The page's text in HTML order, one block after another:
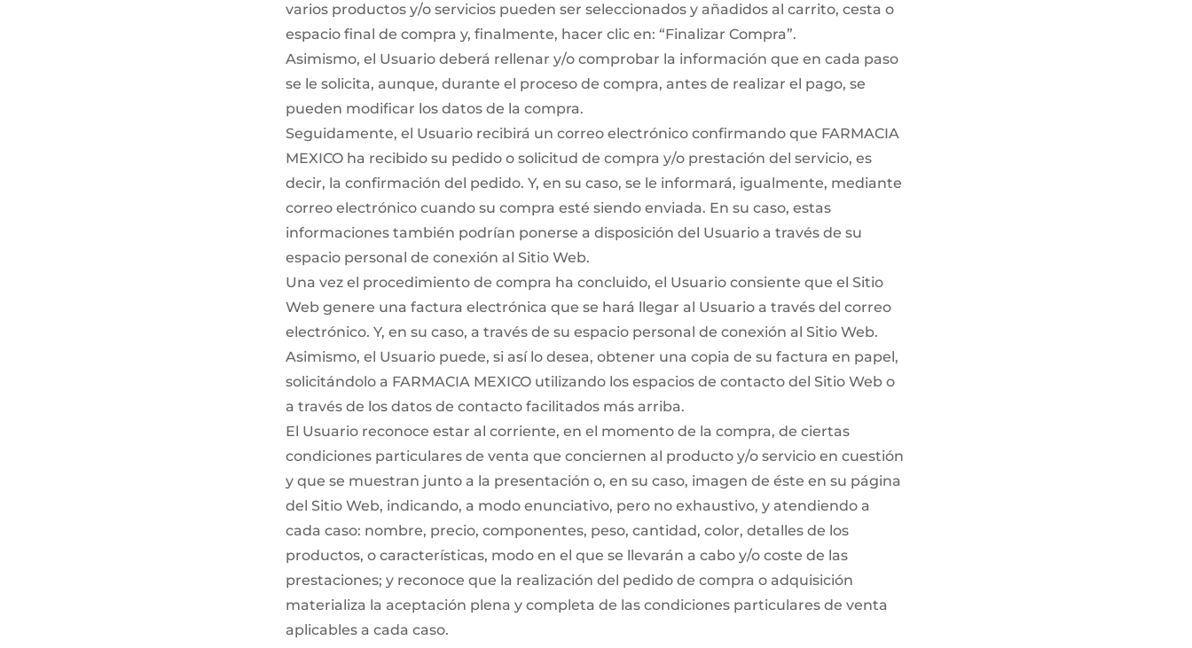
varios productos y/o servicios pueden ser seleccionados y añadidos al carrito, cesta o
espacio final de compra y, finalmente, hacer clic en: “Finalizar Compra”.
Asimismo, el Usuario deberá rellenar y/o comprobar la información que en cada paso
se le solicita, aunque, durante el proceso de compra, antes de realizar el pago, se
pueden modificar los datos de la compra.
Seguidamente, el Usuario recibirá un correo electrónico confirmando que FARMACIA
MEXICO ha recibido su pedido o solicitud de compra y/o prestación del servicio, es
decir, la confirmación del pedido. Y, en su caso, se le informará, igualmente, mediante
correo electrónico cuando su compra esté siendo enviada. En su caso, estas
informaciones también podrían ponerse a disposición del Usuario a través de su
espacio personal de conexión al Sitio Web.
Una vez el procedimiento de compra ha concluido, el Usuario consiente que el Sitio
Web genere una factura electrónica que se hará llegar al Usuario a través del correo
electrónico. Y, en su caso, a través de su espacio personal de conexión al Sitio Web.
Asimismo, el Usuario puede, si así lo desea, obtener una copia de su factura en papel,
solicitándolo a FARMACIA MEXICO utilizando los espacios de contacto del Sitio Web o
a través de los datos de contacto facilitados más arriba.
El Usuario reconoce estar al corriente, en el momento de la compra, de ciertas
condiciones particulares de venta que conciernen al producto y/o servicio en cuestión
y que se muestran junto a la presentación o, en su caso, imagen de éste en su página
del Sitio Web, indicando, a modo enunciativo, pero no exhaustivo, y atendiendo a
cada caso: nombre, precio, componentes, peso, cantidad, color, detalles de los
productos, o características, modo en el que se llevarán a cabo y/o coste de las
prestaciones; y reconoce que la realización del pedido de compra o adquisición
materializa la aceptación plena y completa de las condiciones particulares de venta
aplicables a cada caso.